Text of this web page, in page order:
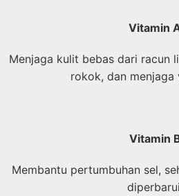
Vitamin
Menjaga kulit bebas dari racun
rokok, dan menjaga
Vitamin
Membantu pertumbuhan sel,